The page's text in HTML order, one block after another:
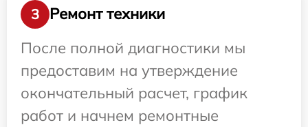
3
Ремонт техники
После полной диагностики мы
предоставим на утверждение
окончательный расчет, график
работ и начнем ремонтные